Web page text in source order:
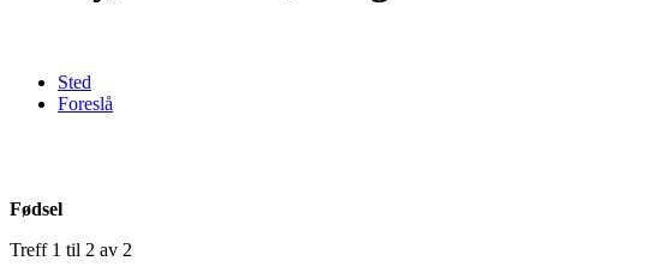
Sted
Foreslå
Fødsel
Treff 1 til 2 av 2